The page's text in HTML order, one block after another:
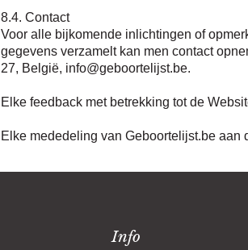
8.4. Contact
Voor alle bijkomende inlichtingen of
gegevens verzamelt kan men contact
27, België, info@geboortelijst.be.
Elke feedback met betrekking tot de
Elke mededeling van Geboortelijst.be aan
Info